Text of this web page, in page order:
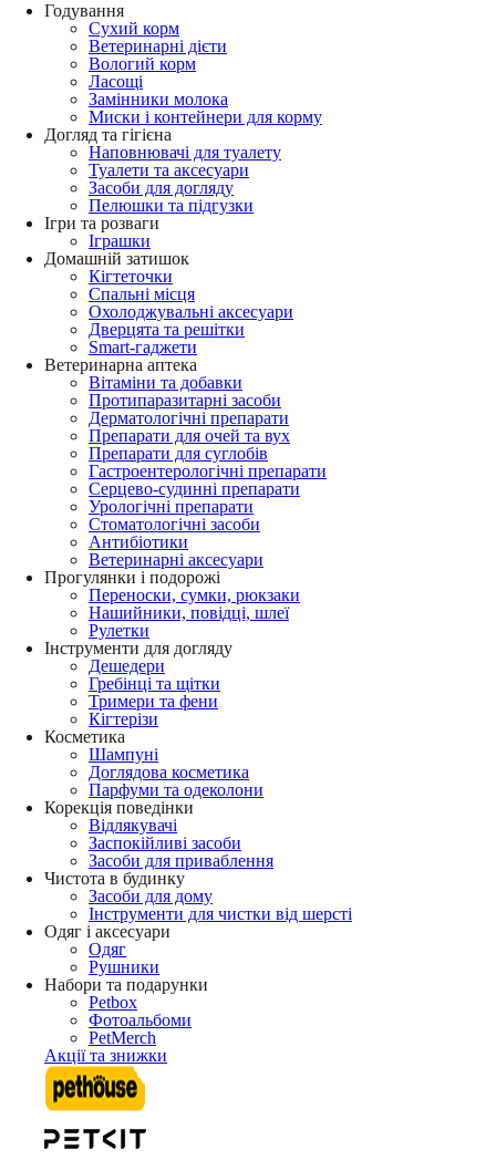
Годування
Сухий корм
Ветеринарні дієти
Вологий корм
Ласощі
Замінники молока
Миски і контейнери для корму
Догляд та гігієна
Наповнювачі для туалету
Туалети та аксесуари
Засоби для догляду
Пелюшки та підгузки
Ігри та розваги
Іграшки
Домашній затишок
Кігтеточки
Спальні місця
Охолоджувальні аксесуари
Дверцята та решітки
Smart-гаджети
Ветеринарна аптека
Вітаміни та добавки
Протипаразитарні засоби
Дерматологічні препарати
Препарати для очей та вух
Препарати для суглобів
Гастроентерологічні препарати
Серцево-судинні препарати
Урологічні препарати
Стоматологічні засоби
Антибіотики
Ветеринарні аксесуари
Прогулянки і подорожі
Переноски, сумки, рюкзаки
Нашийники, повідці, шлеї
Рулетки
Інструменти для догляду
Дешедери
Гребінці та щітки
Тримери та фени
Кігтерізи
Косметика
Шампуні
Доглядова косметика
Парфуми та одеколони
Корекція поведінки
Відлякувачі
Заспокійливі засоби
Засоби для приваблення
Чистота в будинку
Засоби для дому
Інструменти для чистки від шерсті
Одяг і аксесуари
Одяг
Рушники
Набори та подарунки
Petbox
Фотоальбоми
PetMerch
Акції та знижки